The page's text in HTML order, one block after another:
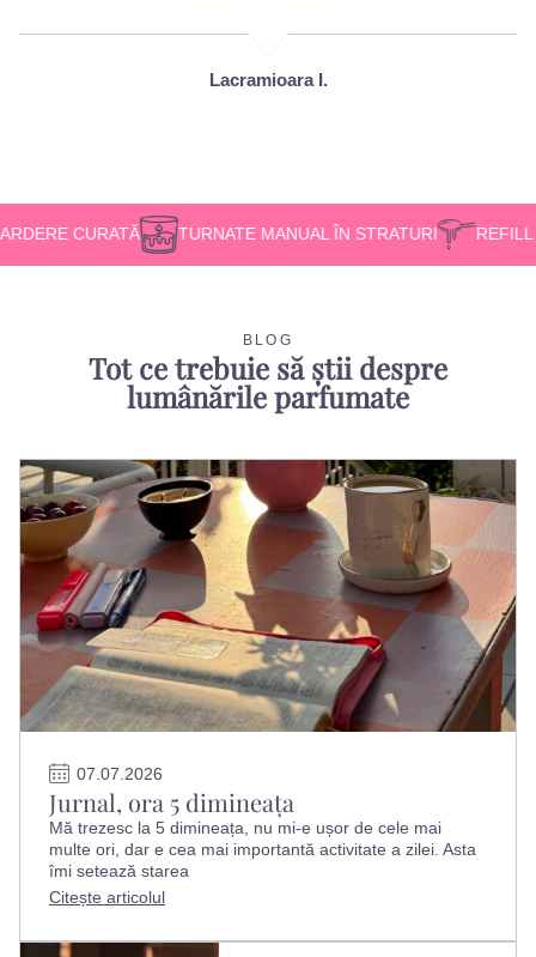
Lacramioara I.
CURATĂ TURNATE MANUAL ÎN STRATURI REFILL
BLOG
Tot ce trebuie să știi despre
lumânările parfumate
07.07.2026
Jurnal, ora 5 dimineața
Mă trezesc la 5 dimineața, nu mi-e ușor de cele mai
multe ori, dar e cea mai importantă activitate a zilei. Asta
îmi setează starea
Citește articolul